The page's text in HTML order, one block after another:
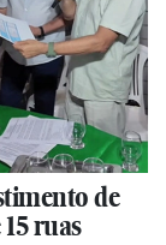
de
ruas